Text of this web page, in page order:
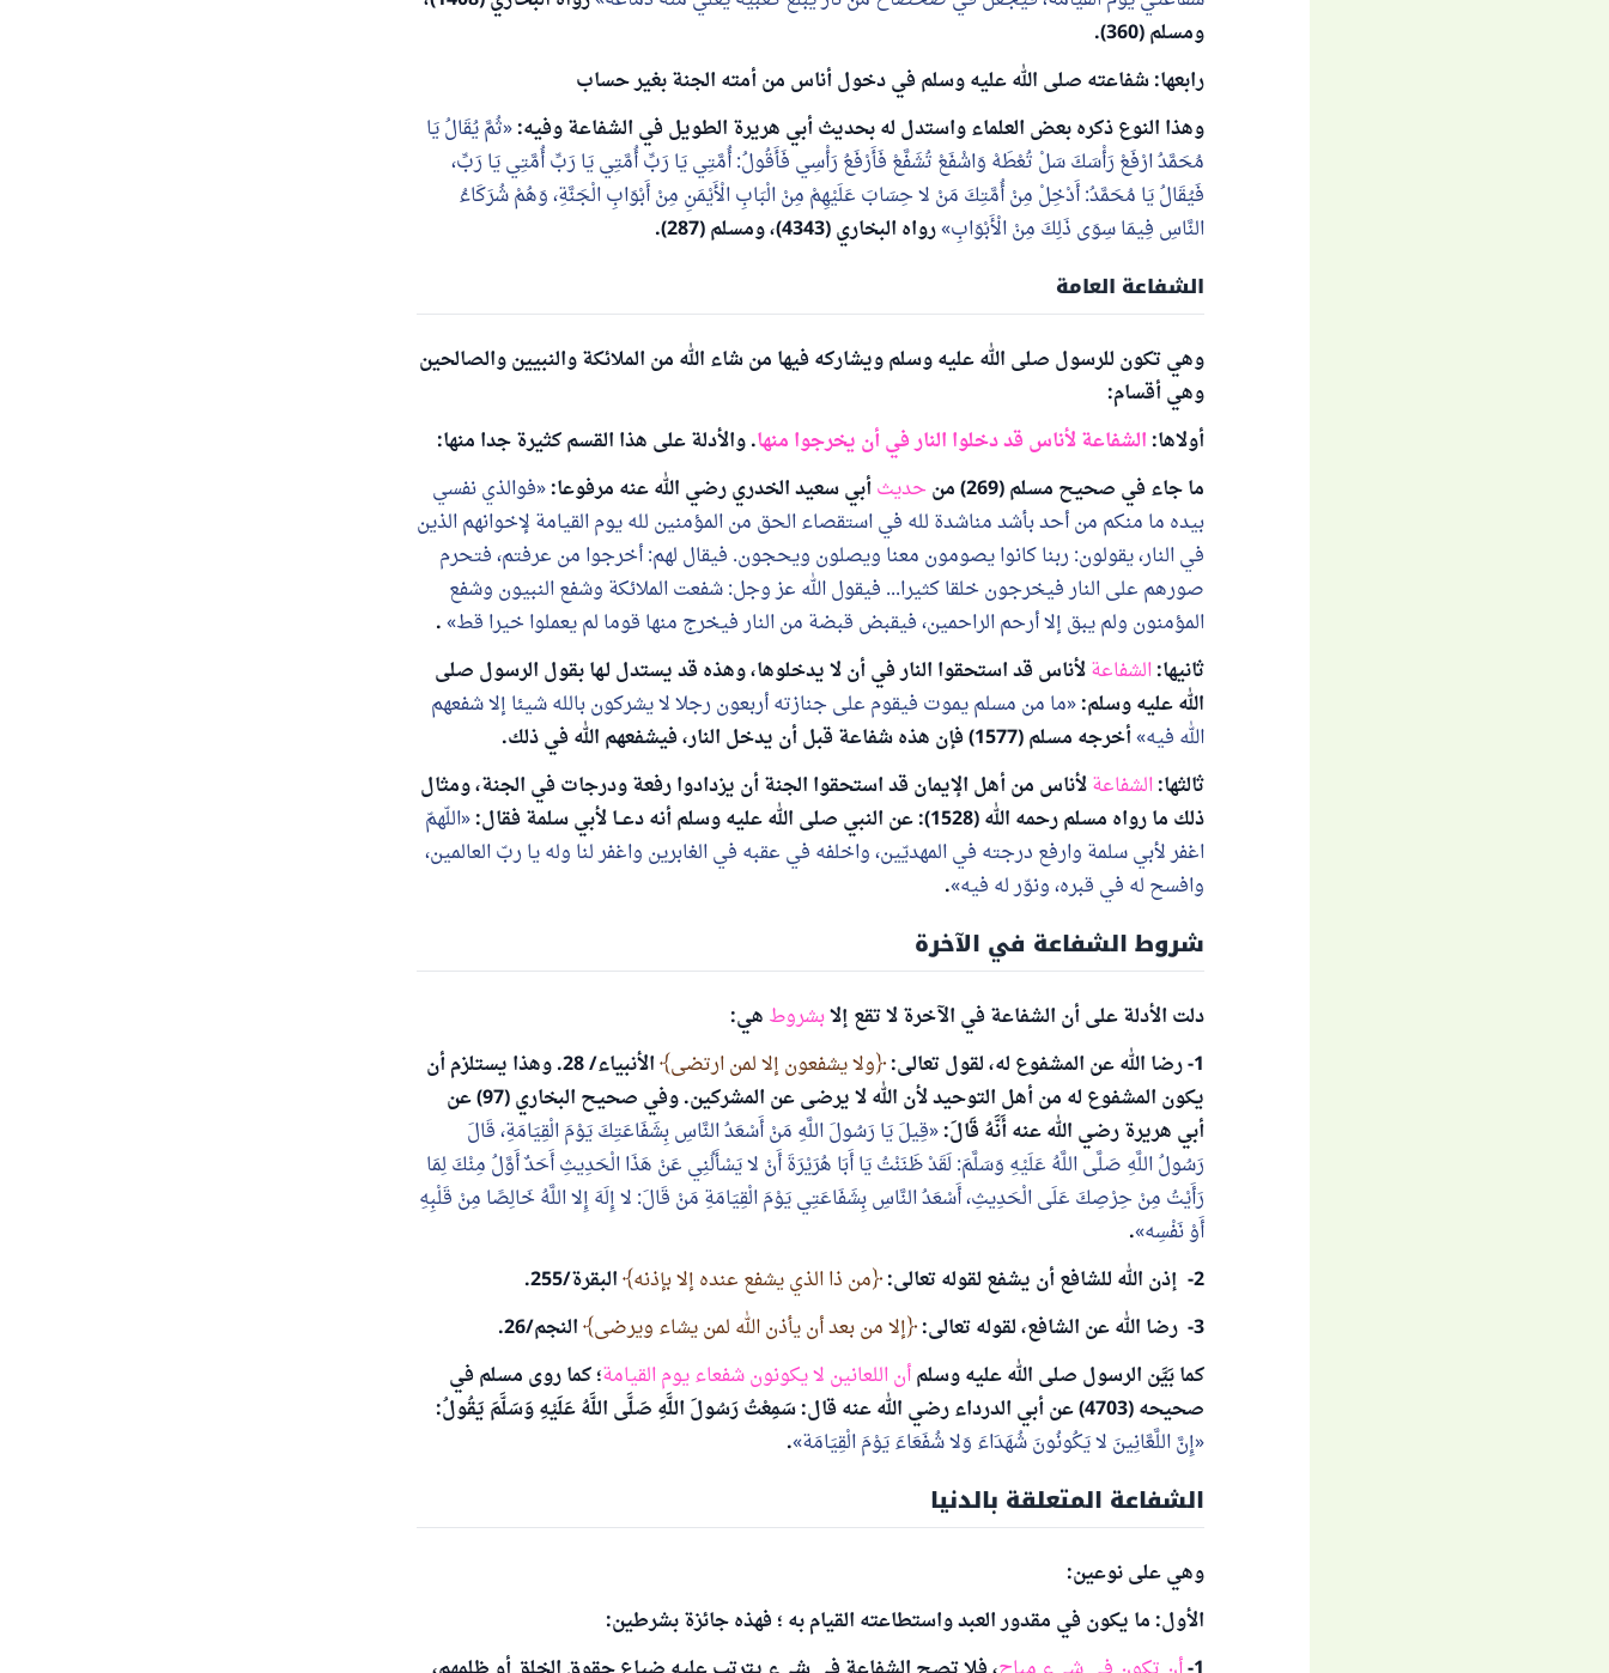
ومسلم (360).
رابعها: شفاعته صلى الله عليه وسلم في دخول أناس من أمته الجنة بغير حساب
وهذا النوع ذكره بعض العلماء واستدل له بحديث أبي هريرة الطويل في الشفاعة وفيه: ثُمَّ يُقَالُ يَا
مُحَمَّدُ ارْفَعْ رَأْسَكَ سَلْ تُعْطَهْ وَاشْفَعْ تُشَفَّعْ فَأَرْفَعُ رَأْسِي فَأَقُولُ: أُمَّتِي يَا رَبِّ أُمَّتِي يَا رَبِّ أُمَّتِي يَا رَبِّ،
فَيُقَالُ يَا مُحَمَّدُ: أَدْخِلْ مِنْ أُمَّتِكَ مَنْ لا حِسَابَ عَلَيْهِمْ مِنْ الْبَابِ الْأَيْمَنِ مِنْ أَبْوَابِ الْجَنَّةِ، وَهُمْ شُرَكَاءُ
النَّاسِ فِيمَا سِوَى ذَلِكَ مِنْ الْأَبْوَابِ رواه البخاري (4343)، ومسلم (287).
الشفاعة العامة
وهي تكون للرسول صلى الله عليه وسلم ويشاركه فيها من شاء الله من الملائكة والنبيين والصالحين
وهي أقسام:
أولاها: الشفاعة لأناس قد دخلوا النار في أن يخرجوا منها. والأدلة على هذا القسم كثيرة جدا منها:
ما جاء في صحيح مسلم (269) من
حديثأبي سعيد الخدري رضي الله عنه مرفوعا: فوالذي نفسي
بيده ما منكم من أحد بأشد مناشدة لله في استقصاء الحق من المؤمنين لله يوم القيامة لإخوانهم الذين
في النار، يقولون: ربنا كانوا يصومون معنا ويصلون ويحجون. فيقال لهم: أخرجوا من عرفتم، فتحرم
صورهم على النار فيخرجون خلقا كثيرا... فيقول الله عز وجل: شفعت الملائكة وشفع النبيون وشفع
المؤمنون ولم يبق إلا أرحم الراحمين، فيقبض قبضة من النار فيخرج منها قوما لم يعملوا خيرا قط .
ثانيها:الشفاعةلأناس قد استحقوا النار في أن لا يدخلوها، وهذه قد يستدل لـها بقول الرسول صلى
الله عليه وسلم: ما من مسلم يموت فيقوم على جنازته أربعون رجلا لا يشركون بالله شيئا إلا شفعهم
الله فيه أخرجه مسلم (1577) فإن هذه شفاعة قبل أن يدخل النار، فيشفعهم الله في ذلك.
ثالثها:الشفاعةلأناس من أهل الإيمان قد استحقوا الجنة أن يزدادوا رفعة ودرجات في الجنة، ومثال
ذلك ما رواه مسلم رحمه الله (1528): عن النبي صلى الله عليه وسلم أنه دعــا لأبي سلمة فقال:
اللّهمّ
اغفر لأبي سلمة وارفع درجته في المهديّين، واخلفه في عقبه في الغابرين واغفر لنا وله يا ربّ العالمين،
وافسح له في قبره، ونوّر له فيه .
شروط الشفاعة في الآخرة
دلت الأدلة على أن الشفاعة في الآخرة لا تقع إلابشروط هي:
1- رضا الله عن المشفوع له، لقول تعالى:
ولا يشفعون إلا لمن ارتضى
الأنبياء/ 28. وهذا يستلزم أن
يكون المشفوع له من أهل التوحيد لأن الله لا يرضى عن المشركين. وفي صحيح البخاري (97) عن
أبي هريرة رضي الله عنه أَنَّهُ قَالَ: قِيلَ يَا رَسُولَ اللَّهِ مَنْ أَسْعَدُ النَّاسِ بِشَفَاعَتِكَ يَوْمَ الْقِيَامَةِ، قَالَ
رَسُولُ اللَّهِ صَلَّى اللَّهُ عَلَيْهِ وَسَلَّمَ: لَقَدْ ظَنَنْتُ يَا أَبَا هُرَيْرَةَ أَنْ لا يَسْأَلُنِي عَنْ هَذَا الْحَدِيثِ أَحَدٌ أَوَّلُ مِنْكَ لِمَا
رَأَيْتُ مِنْ حِرْصِكَ عَلَى الْحَدِيثِ، أَسْعَدُ النَّاسِ بِشَفَاعَتِي يَوْمَ الْقِيَامَةِ مَنْ قَالَ: لا إِلَهَ إِلا اللَّهُ خَالِصًا مِنْ قَلْبِهِ
أَوْ نَفْسِه .
2- إذن الله للشافع أن يشفع لقوله تعالى:
من ذا الذي يشفع عنده إلا بإذنه البقرة/255.
3- رضا الله عن الشافع، لقوله تعالى:
إلا من بعد أن يأذن الله لمن يشاء ويرضى النجم/26.
كما بَيَّن الرسول صلى الله عليه وسلمأن اللعانين لا يكونون شفعاء يوم القيامة؛ كما روى مسلم في
صحيحه (4703) عن أبي الدرداء رضي الله عنه قال: سَمِعْتُ رَسُولَ اللَّهِ صَلَّى اللَّهُ عَلَيْهِ وَسَلَّمَ يَقُولُ:
إِنَّ اللَّعَّانِينَ لا يَكُونُونَ شُهَدَاءَ وَلا شُفَعَاءَ يَوْمَ الْقِيَامَة .
الشفاعة المتعلقة بالدنيا
وهي على نوعين:
الأول: ما يكون في مقدور العبد واستطاعته القيام به ؛ فهذه جائزة بشرطين: